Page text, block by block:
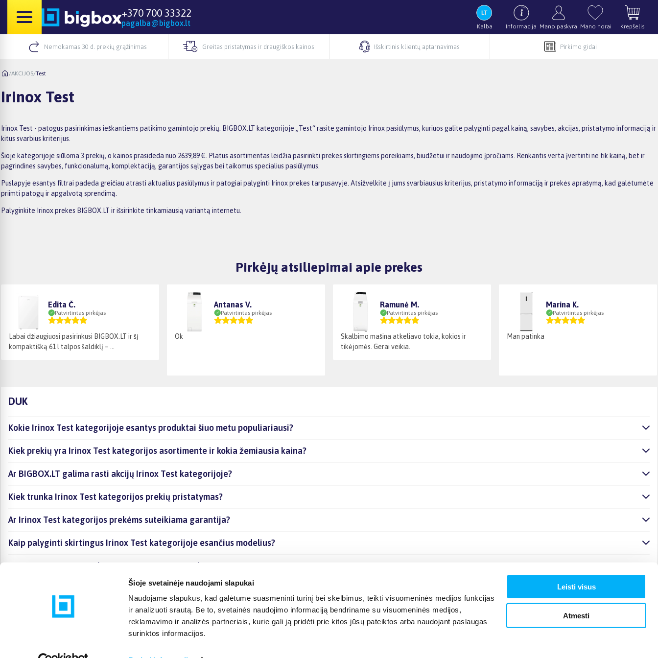
Šioje svetainėje naudojami slapukai
Naudojame slapukus, kad galėtume suasmeninti turinį bei skelbimus, teikti visuomeninės medijos funkcijas
ir analizuoti srautą. Be to, svetainės naudojimo informaciją bendriname su visuomeninės medijos,
reklamavimo ir analizės partneriais, kurie gali ją pridėti prie kitos jūsų pateiktos arba naudojant paslaugas
surinktos informacijos.
Leisti visus
Atmesti
+370 700 33322
pagalba@bigbox.lt Kalba Informacija Mano paskyra Mano norai Krepšelis
Nemokamas 30 d. prekių grąžinimas Greitas pristatymas ir draugiškos kainos Išskirtinis klientų aptarnavimas Pirkimo gidai
/AKCIJOS/Test
Irinox Test
Irinox Test - patogus pasirinkimas ieškantiems patikimo gamintojo prekių. BIGBOX.LT kategorijoje „Test“ rasite gamintojo Irinox pasiūlymus, kuriuos galite palyginti pagal kainą, savybes, akcijas, pristatymo informaciją ir
kitus svarbius kriterijus.
Šioje kategorijoje siūloma 3 prekių, o kainos prasideda nuo 2639,89 €. Platus asortimentas leidžia pasirinkti prekes skirtingiems poreikiams, biudžetui ir naudojimo įpročiams. Renkantis verta įvertinti ne tik kainą, bet ir
pagrindines savybes, funkcionalumą, komplektaciją, garantijos sąlygas bei taikomus specialius pasiūlymus.
Puslapyje esantys filtrai padeda greičiau atrasti aktualius pasiūlymus ir patogiai palyginti Irinox prekes tarpusavyje. Atsižvelkite į jums svarbiausius kriterijus, pristatymo informaciją ir prekės aprašymą, kad galėtumėte
priimti patogų ir apgalvotą sprendimą.
Palyginkite Irinox prekes BIGBOX.LT ir išsirinkite tinkamiausią variantą internetu.
Pirkėjų atsiliepimai apie prekes
Edita Č.
Patvirtintas pirkėjas
Labai džiaugiuosi pasirinkusi BIGBOX.LT ir šį
kompaktišką 61 l talpos šaldiklį – ...
Antanas V.
Patvirtintas pirkėjas
Ok
Ramunė M.
Patvirtintas pirkėjas
Skalbimo mašina atkeliavo tokia, kokios ir
tikėjomės. Gerai veikia.
Marina K.
Patvirtintas pirkėjas
Man patinka
DUK
Kokie Irinox Test kategorijoje esantys produktai šiuo metu populiariausi?
Kiek prekių yra Irinox Test kategorijos asortimente ir kokia žemiausia kaina?
Ar BIGBOX.LT galima rasti akcijų Irinox Test kategorijoje?
Kiek trunka Irinox Test kategorijos prekių pristatymas?
Ar Irinox Test kategorijos prekėms suteikiama garantija?
Kaip palyginti skirtingus Irinox Test kategorijoje esančius modelius?
Kaip įsigyti Irinox Test kategorijoje esančias prekes internetu?